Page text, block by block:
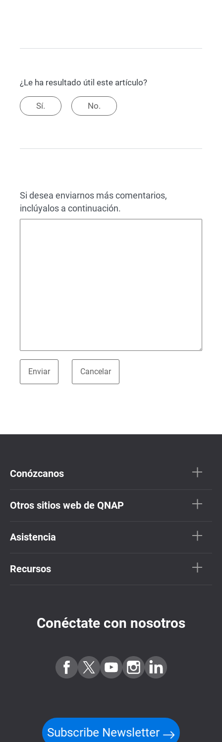
¿Le ha resultado útil este artículo?
Sí. No.
Si desea enviarnos más comentarios,
inclúyalos a continuación.
Conózcanos
Otros sitios web de QNAP
Asistencia
Recursos
Conéctate con nosotros
Subscribe Newsletter